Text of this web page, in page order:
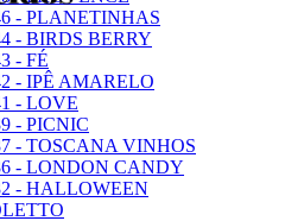
- PLANETINHAS
- BIRDS BERRY
- FÉ
- IPÊ AMARELO
- LOVE
- PICNIC
- TOSCANA VINHOS
- LONDON CANDY
- HALLOWEEN